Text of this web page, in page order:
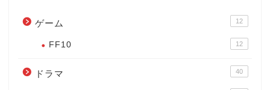
ゲーム 12
FF10 12
ドラマ 40